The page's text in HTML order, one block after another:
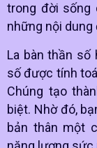
trong đời sống
những nội
La bàn thần số
số được tính
Chúng tạo
biệt. Nhờ đó,
bản thân một